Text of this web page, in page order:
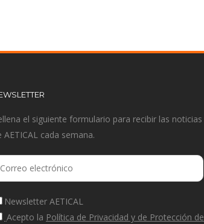
el siguiente formulario para recibir las noticias
AETICAL cada semana.
Newsletter AETICAL
Acepto la Política de Privacidad y de Protección de